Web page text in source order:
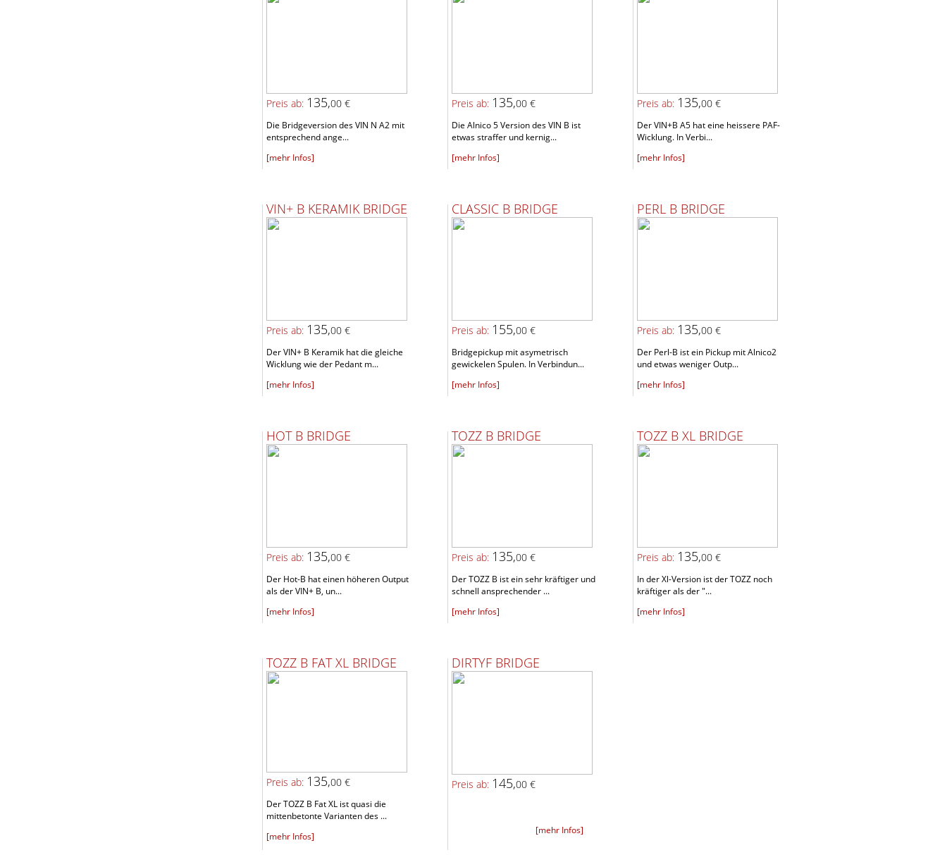
Preis ab: 135,00 €
Die Bridgeversion des VIN N A2 mit
entsprechend ange...
[mehr Infos]
Preis ab: 135,00 €
Die Alnico 5 Version des VIN B ist
etwas straffer und kernig...
[mehr Infos]
Preis ab: 135,00 €
Der VIN+B A5 hat eine heissere PAF-
Wicklung. In Verbi...
[mehr Infos]
VIN+ B KERAMIK BRIDGE
Preis ab: 135,00 €
Der VIN+ B Keramik hat die gleiche
Wicklung wie der Pedant m...
[mehr Infos]
CLASSIC B BRIDGE
Preis ab: 155,00 €
Bridgepickup mit asymetrisch
gewickelen Spulen. In Verbindun...
[mehr Infos]
PERL B BRIDGE
Preis ab: 135,00 €
Der Perl-B ist ein Pickup mit Alnico2
und etwas weniger Outp...
[mehr Infos]
HOT B BRIDGE
Preis ab: 135,00 €
Der Hot-B hat einen höheren Output
als der VIN+ B, un...
[mehr Infos]
TOZZ B BRIDGE
Preis ab: 135,00 €
Der TOZZ B ist ein sehr kräftiger und
schnell ansprechender ...
[mehr Infos]
TOZZ B XL BRIDGE
Preis ab: 135,00 €
In der Xl-Version ist der TOZZ noch
kräftiger als der "...
[mehr Infos]
TOZZ B FAT XL BRIDGE
Preis ab: 135,00 €
Der TOZZ B Fat XL ist quasi die
mittenbetonte Varianten des ...
[mehr Infos]
DIRTYF BRIDGE
Preis ab: 145,00 €
[mehr Infos]